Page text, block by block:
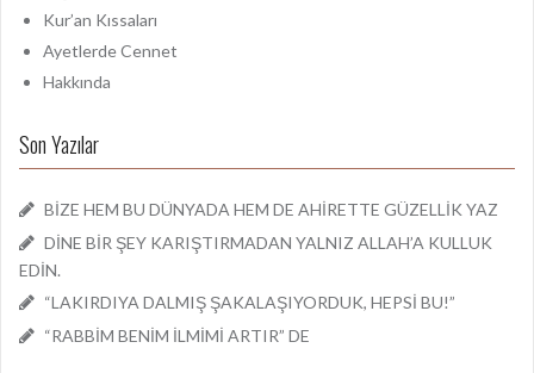
Kur’an Kıssaları
Ayetlerde Cennet
Hakkında
Son Yazılar
BİZE HEM BU DÜNYADA HEM DE AHİRETTE GÜZELLİK YAZ
DİNE BİR ŞEY KARIŞTIRMADAN YALNIZ ALLAH’A KULLUK
EDİN.
“LAKIRDIYA DALMIŞ ŞAKALAŞIYORDUK, HEPSİ BU!”
“RABBİM BENİM İLMİMİ ARTIR” DE